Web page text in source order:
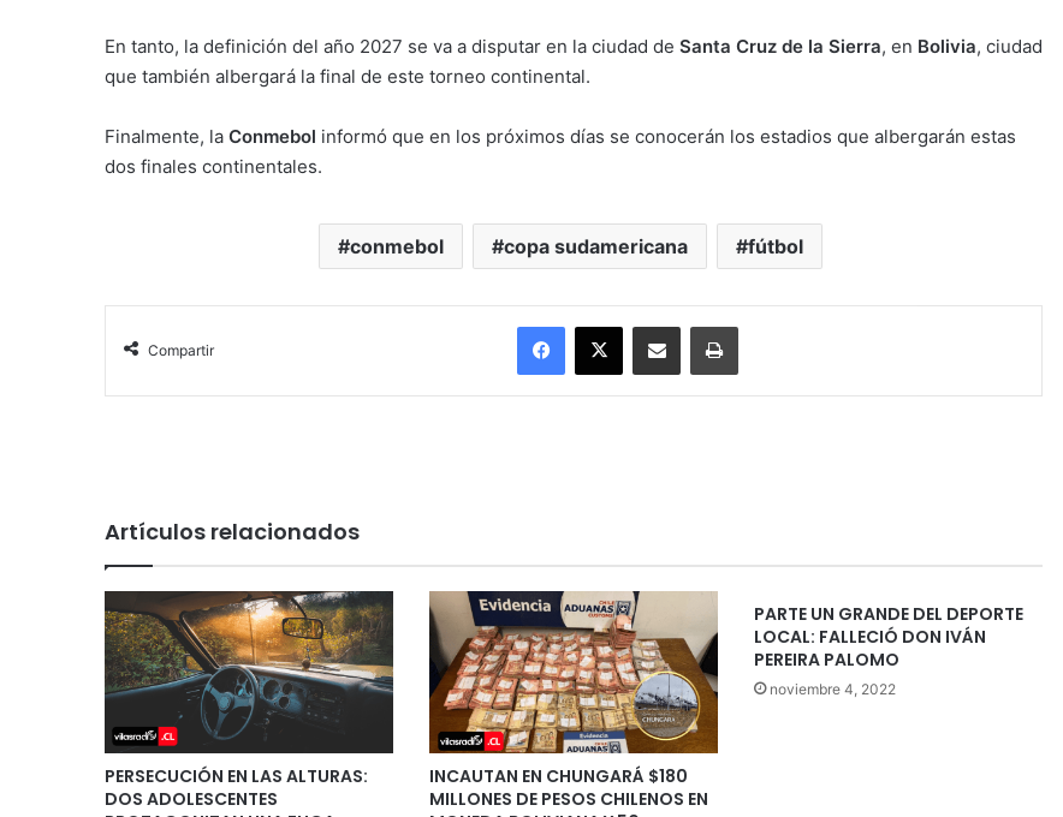
En tanto, la definición del año 2027 se va a disputar en la ciudad de Santa Cruz de la Sierra, en Bolivia, ciudad
que también albergará la final de este torneo continental.
Finalmente, la Conmebol informó que en los próximos días se conocerán los estadios que albergarán estas
dos finales continentales.
conmebol copa sudamericana fútbol
Compartir
Facebook
X Enviar vía email Imprimir
Artículos relacionados
PERSECUCIÓN EN LAS ALTURAS:
DOS ADOLESCENTES
INCAUTAN EN CHUNGARÁ $180
MILLONES DE PESOS CHILENOS EN
PARTE UN GRANDE DEL DEPORTE
LOCAL: FALLECIÓ DON IVÁN
PEREIRA PALOMO
noviembre 4, 2022